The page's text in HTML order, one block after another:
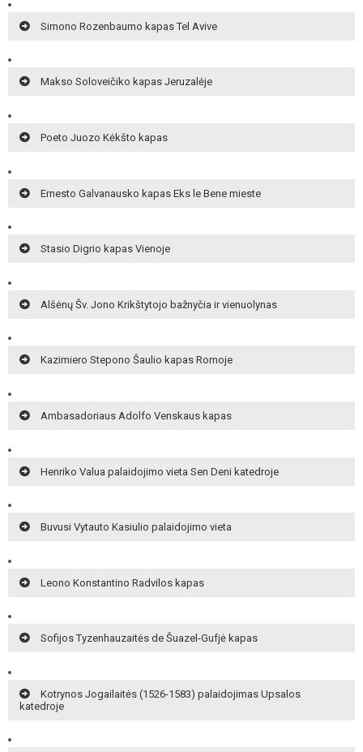
Simono Rozenbaumo kapas Tel Avive
Makso Soloveičiko kapas Jeruzalėje
Poeto Juozo Kėkšto kapas
Ernesto Galvanausko kapas Eks le Bene mieste
Stasio Digrio kapas Vienoje
Alšėnų Šv. Jono Krikštytojo bažnyčia ir vienuolynas
Kazimiero Stepono Šaulio kapas Romoje
Ambasadoriaus Adolfo Venskaus kapas
Henriko Valua palaidojimo vieta Sen Deni katedroje
Buvusi Vytauto Kasiulio palaidojimo vieta
Leono Konstantino Radvilos kapas
Sofijos Tyzenhauzaitės de Šuazel-Gufjė kapas
Kotrynos Jogailaitės (1526-1583) palaidojimas Upsalos
katedroje